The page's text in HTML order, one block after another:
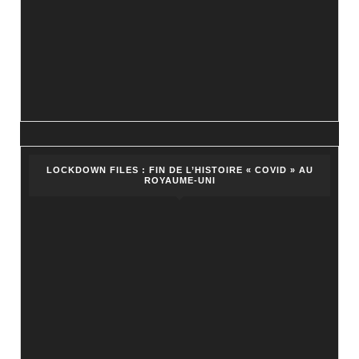
LOCKDOWN FILES : FIN DE L’HISTOIRE « COVID » AU
ROYAUME-UNI